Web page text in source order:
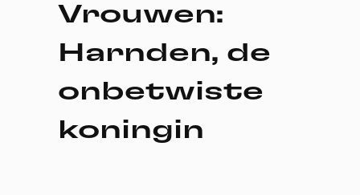
Vrouwen:
Harnden, de
onbetwiste
koningin